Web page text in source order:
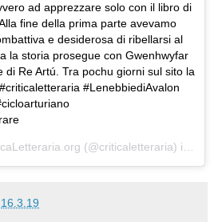
ad apprezzare solo con il libro di
fine della prima parte avevamo
e desiderosa di ribellarsi al
la storia prosegue con Gwenhwyfar
di Re Artú. Tra pochu giorni sul sito la
#LenebbiediAvalon
(@criticaletteraria) in data:
16.3.19